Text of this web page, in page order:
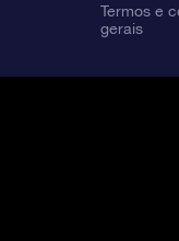
Termos e
gerais